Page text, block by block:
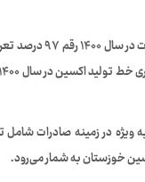
خوزستان به شمار می‌رود.